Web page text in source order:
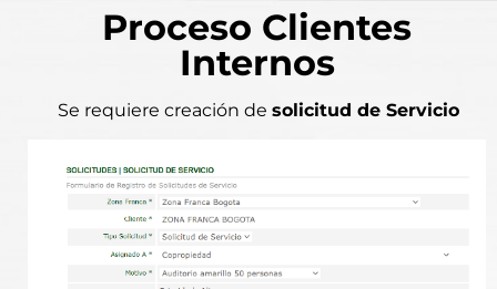
Proceso Clientes
Internos
Se requiere creación de solicitud de Servicio